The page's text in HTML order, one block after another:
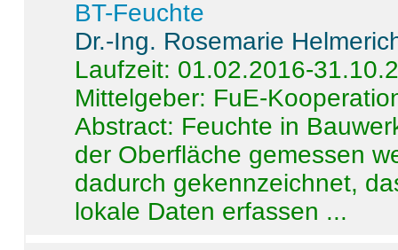
BT-Feuchte
Dr.-Ing. Rosemarie
Laufzeit: 01.02.2016-
Mittelgeber: FuE-
Abstract: Feuchte in
der Oberfläche gemessen
dadurch gekennzeichnet,
lokale Daten erfassen ...